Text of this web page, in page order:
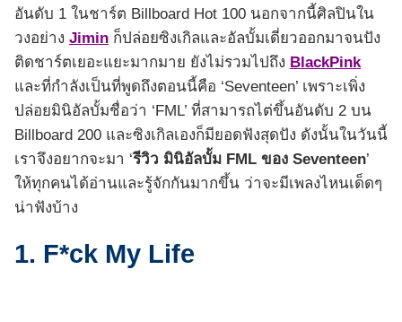
อันดับ 1 ในชาร์ต Billboard Hot 100 นอกจากนี้ศิลปินใน
วงอย่าง Jimin ก็ปล่อยซิงเกิลและอัลบั้มเดี่ยวออกมาจนปัง
ติดชาร์ตเยอะแยะมากมาย ยังไม่รวมไปถึง BlackPink
และที่กำลังเป็นที่พูดถึงตอนนี้คือ ‘Seventeen’ เพราะเพิ่ง
ปล่อยมินิอัลบั้มชื่อว่า ‘FML’ ที่สามารถไต่ขึ้นอันดับ 2 บน
Billboard 200 และซิงเกิลเองก็มียอดฟังสุดปัง ดังนั้นในวันนี้
เราจึงอยากจะมา ‘รีวิว มินิอัลบั้ม FML ของ Seventeen’
ให้ทุกคนได้อ่านและรู้จักกันมากขึ้น ว่าจะมีเพลงไหนเด็ดๆ
น่าฟังบ้าง
1. F*ck My Life